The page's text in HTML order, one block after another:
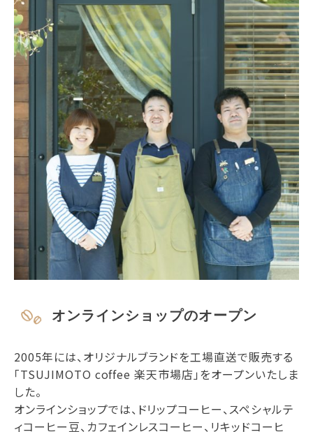
オンラインショップのオープン
2005年には、オリジナルブランドを工場直送で販売する
「TSUJIMOTO coffee 楽天市場店」をオープンいたしま
した。
オンラインショップでは、ドリップコーヒー、スペシャルテ
ィコーヒー豆、カフェインレスコーヒー、リキッドコーヒ